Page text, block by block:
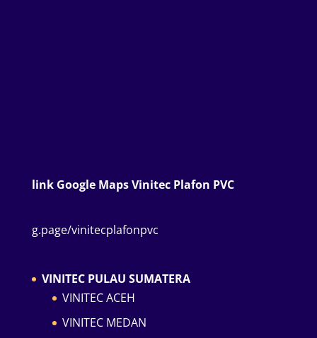
link Google Maps Vinitec Plafon PVC
g.page/vinitecplafonpvc
VINITEC PULAU SUMATERA
VINITEC ACEH
VINITEC MEDAN